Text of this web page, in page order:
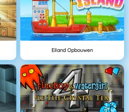
Eiland Opbouwen